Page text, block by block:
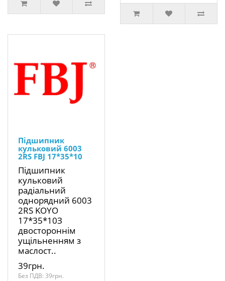
Підшипник
кульковий 6003
2RS FBJ 17*35*10
Підшипник
кульковий
радіальний
однорядний 6003
2RS KOYO
17*35*10З
двостороннім
ущільненням з
маслост..
39грн.
Без ПДВ: 39грн.